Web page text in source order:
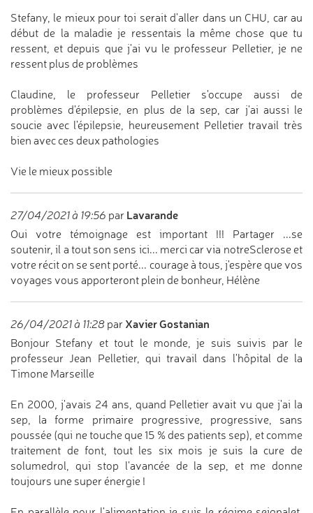
Stefany, le mieux pour toi serait d'aller dans un CHU, car au
début de la maladie je ressentais la même chose que tu
ressent, et depuis que j'ai vu le professeur Pelletier, je ne
ressent plus de problèmes
Claudine, le professeur Pelletier s'occupe aussi de
problèmes d'épilepsie, en plus de la sep, car j'ai aussi le
soucie avec l'épilepsie, heureusement Pelletier travail très
bien avec ces deux pathologies
Vie le mieux possible
27/04/2021 à 19:56 par Lavarande
Oui votre témoignage est important !!! Partager ...se
soutenir, il a tout son sens ici... merci car via notreSclerose et
votre récit on se sent porté... courage à tous, j'espère que vos
voyages vous apporteront plein de bonheur, Hélène
26/04/2021 à 11:28 par Xavier Gostanian
Bonjour Stefany et tout le monde, je suis suivis par le
professeur Jean Pelletier, qui travail dans l'hôpital de la
Timone Marseille
En 2000, j'avais 24 ans, quand Pelletier avait vu que j'ai la
sep, la forme primaire progressive, progressive, sans
poussée (qui ne touche que 15 % des patients sep), et comme
traitement de font, tout les six mois je suis la cure de
solumedrol, qui stop l'avancée de la sep, et me donne
toujours une super énergie !